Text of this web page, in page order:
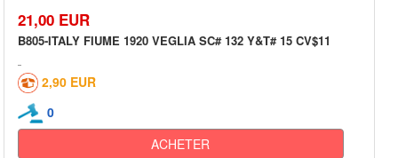
21,00 EUR
B805-ITALY FIUME 1920 VEGLIA SC# 132 Y&T# 15 CV$11
2,90 EUR
0
ACHETER